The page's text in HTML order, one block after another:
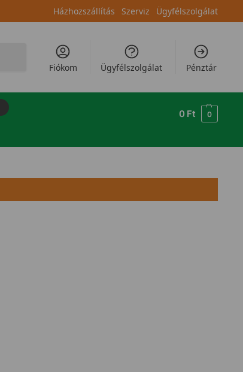
Házhozszállítás Szerviz Ügyfélszolgálat
Fiókom Ügyfélszolgálat Pénztár
0 Ft 0